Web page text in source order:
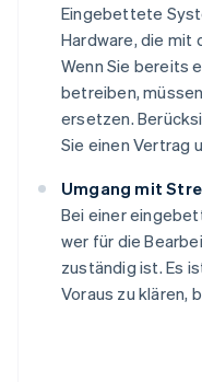
Eingebettete
Hardware, die
Wenn Sie bereits
betreiben,
ersetzen.
Sie einen Vertrag
Umgang mit
Bei einer
wer für die
zuständig ist. Es
Voraus zu klären,